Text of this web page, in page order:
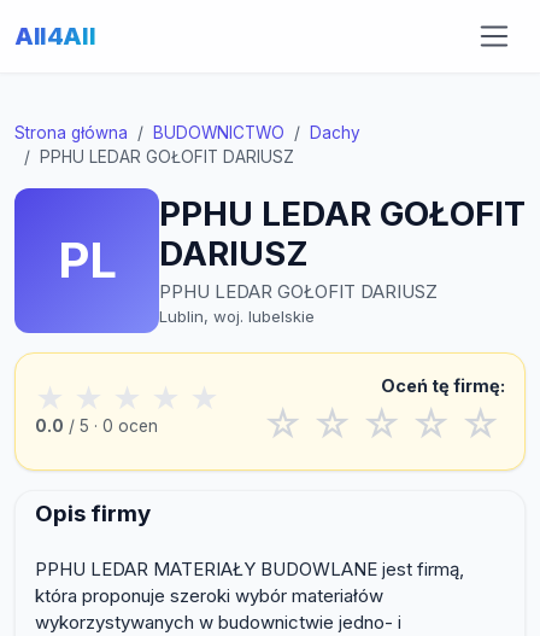
All4All
Strona główna BUDOWNICTWO
Dachy
PPHU LEDAR GOŁOFIT DARIUSZ
PL
PPHU LEDAR GOŁOFIT
DARIUSZ
PPHU LEDAR GOŁOFIT DARIUSZ
Lublin, woj. lubelskie
★ ★ ★ ★ ★
0.0 / 5 · 0 ocen
Oceń tę firmę:
☆ ☆ ☆ ☆ ☆
Opis firmy
PPHU LEDAR MATERIAŁY BUDOWLANE jest firmą,
która proponuje szeroki wybór materiałów
wykorzystywanych w budownictwie jedno- i